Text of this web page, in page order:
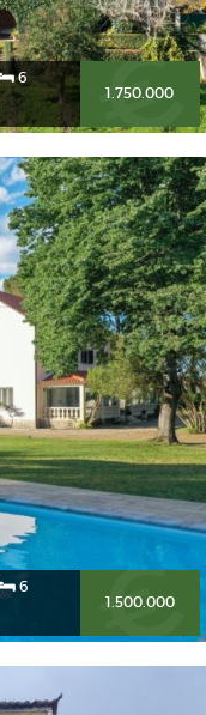
6
1.750.000
6
1.500.000